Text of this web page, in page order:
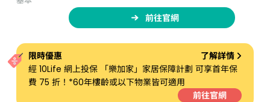
前往官網
限時優惠
了解詳情
經 10Life 網上投保 「樂加家」家居保障計劃 可享首年保
費 75 折！*60年樓齡或以下物業皆可適用
前往官網